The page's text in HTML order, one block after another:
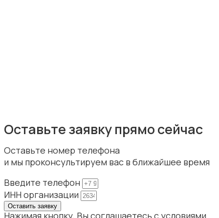
Оставьте заявку прямо сейчас
Оставьте номер телефона
и мы проконсультируем вас в ближайшее время
Введите телефон
ИНН организации
Оставить заявку
Нажимая кнопку, Вы соглашаетесь с условиями